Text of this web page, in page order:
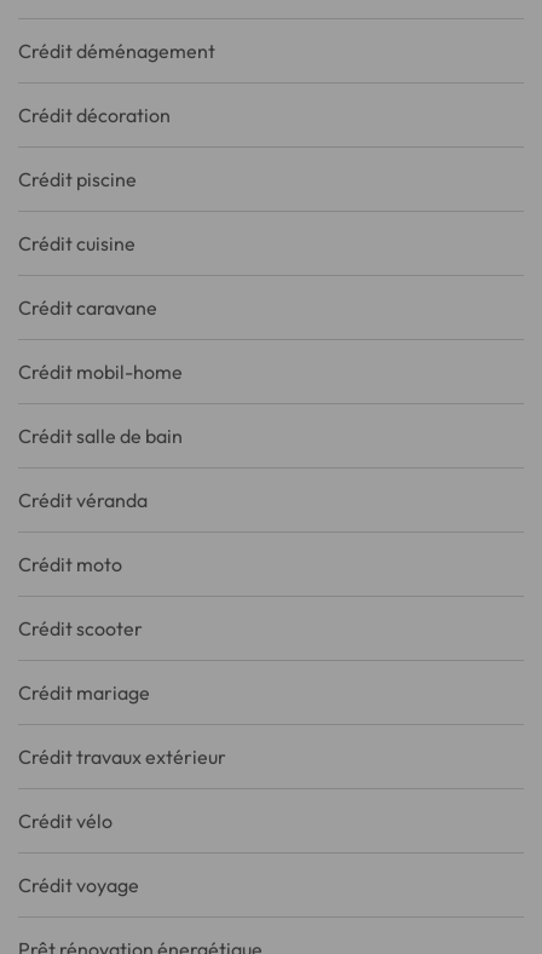
Crédit déménagement
Crédit décoration
Crédit piscine
Crédit cuisine
Crédit caravane
Crédit mobil-home
Crédit salle de bain
Crédit véranda
Crédit moto
Crédit scooter
Crédit mariage
Crédit travaux extérieur
Crédit vélo
Crédit voyage
Prêt rénovation énergétique